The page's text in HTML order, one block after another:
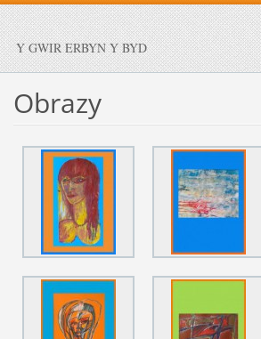
Y GWIR ERBYN Y BYD
Obrazy